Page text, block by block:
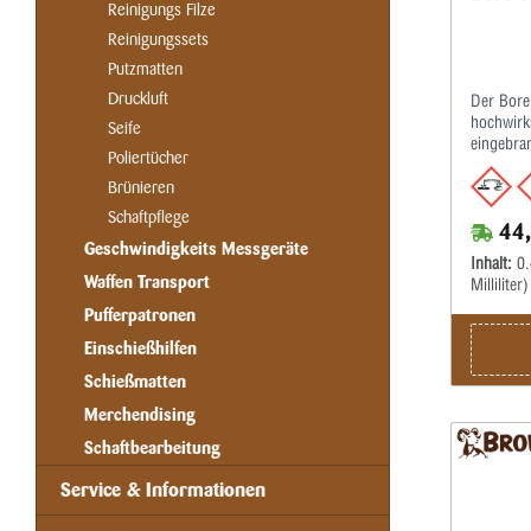
Reinigungs Filze
Reinigungssets
Putzmatten
Druckluft
Seife
Poliertücher
Brünieren
Schaftpflege
Geschwindigkeits Messgeräte
Waffen Transport
Pufferpatronen
Einschießhilfen
Schießmatten
Merchendising
Schaftbearbeitung
Service & Informationen
Der
und
und
Tech
Carbon
ist
Inhalt:
Milliliter)